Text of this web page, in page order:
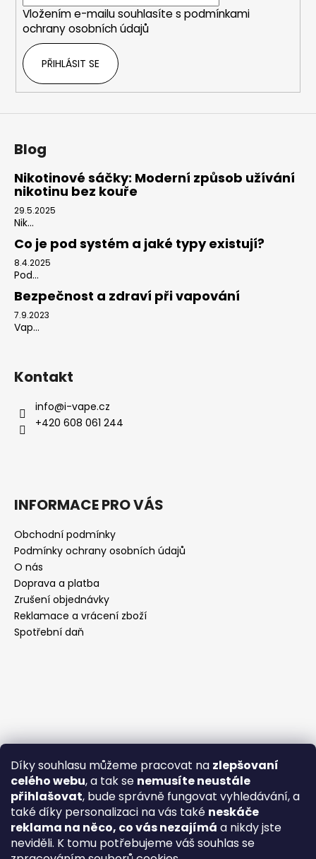
Díky souhlasu můžeme pracovat na zlepšovaní
celého webu, a tak se nemusíte neustále
přihlašovat, bude správně fungovat vyhledávání, a
také díky personalizaci na vás také neskáče
reklama na něco, co vás nezajímá a nikdy jste
neviděli. K tomu potřebujeme váš souhlas se
Vložením e-mailu souhlasíte s podmínkami
ochrany osobních údajů
PŘIHLÁSIT SE
Blog
Nikotinové sáčky: Moderní způsob užívání
nikotinu bez kouře
29.5.2025
Nik...
Co je pod systém a jaké typy existují?
8.4.2025
Pod...
Bezpečnost a zdraví při vapování
7.9.2023
Vap...
Kontakt
info@i-vape.cz
+420 608 061 244
INFORMACE PRO VÁS
Obchodní podmínky
Podmínky ochrany osobních údajů
O nás
Doprava a platba
Zrušení objednávky
Reklamace a vrácení zboží
Spotřební daň